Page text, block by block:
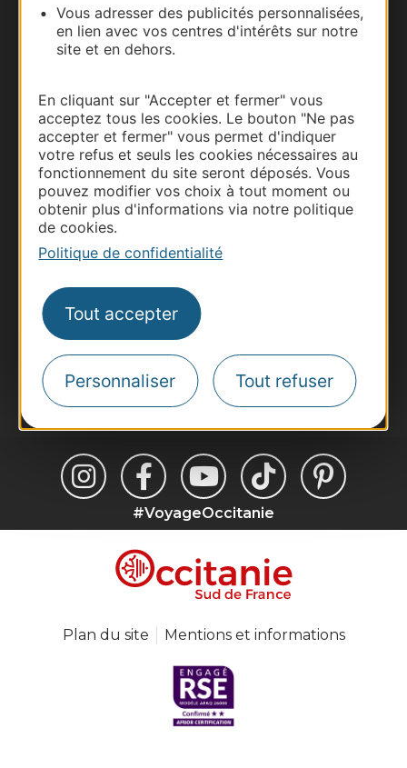
Vous adresser des publicités personnalisées,
en lien avec vos centres d'intérêts sur notre
site et en dehors.
En cliquant sur "Accepter et fermer" vous
acceptez tous les cookies. Le bouton "Ne pas
accepter et fermer" vous permet d'indiquer
votre refus et seuls les cookies nécessaires au
fonctionnement du site seront déposés. Vous
pouvez modifier vos choix à tout moment ou
obtenir plus d'informations via notre politique
de cookies.
Politique de confidentialité
Tout accepter
Personnaliser Tout refuser
Thermalisme
Business/Mice
Pros d'Occitanie
Site presse et d'influence
Voyagistes
Destination Sport
Inscrivez-vous à la lettre d'information
Destination Occitanie pour recevoir des
Je m'abonne
#VoyageOccitanie
Plan du site Mentions et informations